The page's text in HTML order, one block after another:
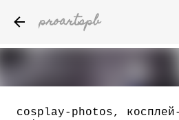
proartspb
Бумажные скульптуры
cosplay-photos,